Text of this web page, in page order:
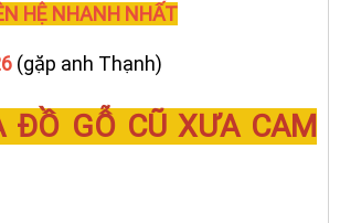
HỆ NHANH NHẤT
(gặp anh Thạnh)
ĐỒ GỖ CŨ XƯA CAM